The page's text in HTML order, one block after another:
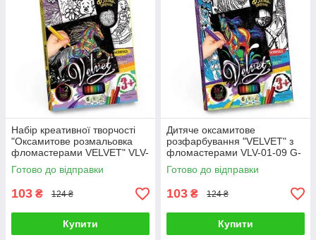
Набір креативної творчості
"Оксамитове розмальовка
фломастерами VELVET" VLV-
01-05 G-Rich
Готово до відправки
103 ₴ 124 ₴
Купити
Дитяче оксамитове
розфарбування "VELVET" з
фломастерами VLV-01-09 G-
Rich
Готово до відправки
103 ₴ 124 ₴
Купити